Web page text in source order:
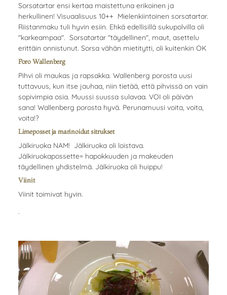
Sorsatartar ensi kertaa maistettuna erikoinen ja
herkullinen! Visuaalisuus 10++ Mielenkiintoinen sorsatartar.
Riistanmaku tuli hyvin esiin. Ehkä edellisillä sukupolvilla oli
"karkeampaa". Sorsatartar "täydellinen", maut, asettelu
erittäin onnistunut. Sorsa vähän mietitytti, oli kuitenkin OK
Poro Wallenberg
Pihvi oli maukas ja rapsakka. Wallenberg porosta uusi
tuttavuus, kun itse jauhaa, niin tietää, että pihvissä on vain
sopivimpia osia. Muussi suussa sulavaa. VOI oli päivän
sana! Wallenberg porosta hyvä. Perunamuusi voita, voita,
voita!?
Limeposset ja marinoidut sitrukset
Jälkiruoka NAM! Jälkiruoka oli loistava.
Jälkiruokapossette= hapokkuuden ja makeuden
täydellinen yhdistelmä. Jälkiruoka oli huippu!
Viinit
Viinit toimivat hyvin.
.